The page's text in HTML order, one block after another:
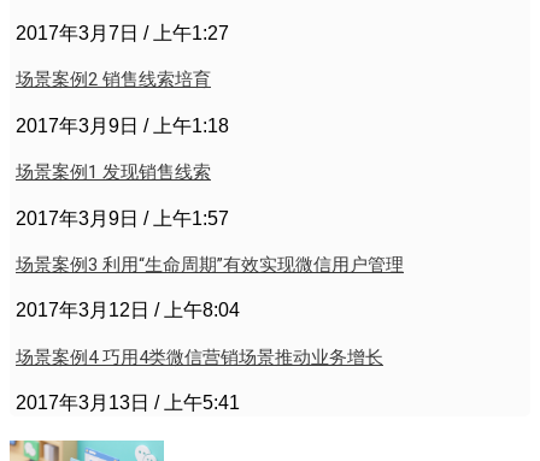
2017年3月7日 上午1:27
场景案例2 销售线索培育
2017年3月9日 上午1:18
场景案例1 发现销售线索
2017年3月9日 上午1:57
场景案例3 利用“生命周期”有效实现微信用户管理
2017年3月12日 上午8:04
场景案例4 巧用4类微信营销场景推动业务增长
2017年3月13日 上午5:41